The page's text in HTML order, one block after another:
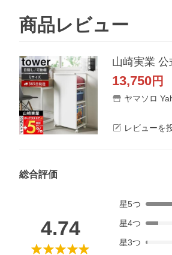
商品レビュー
山崎実業
13,750円
ヤマソロ
レビューを
総合評価
4.74
星5つ
星4つ
星3つ